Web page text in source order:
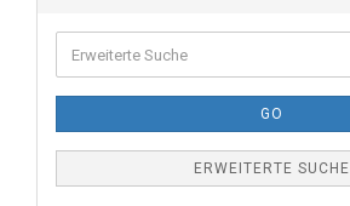
GO
ERWEITERTE SUCHE